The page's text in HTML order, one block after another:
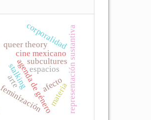
stalking
cine mexicano
agenda de género
feminización representación sustantiva
queer theory
subcultures
afecto
materia
espacios
corporalidad
arte